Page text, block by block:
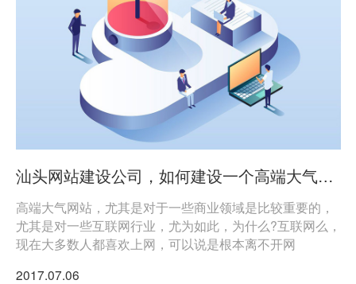
汕头网站建设公司，如何建设一个高端大气的网站
高端大气网站，尤其是对于一些商业领域是比较重要的，
尤其是对一些互联网行业，尤为如此，为什么?互联网么，
现在大多数人都喜欢上网，可以说是根本离不开网
2017.07.06